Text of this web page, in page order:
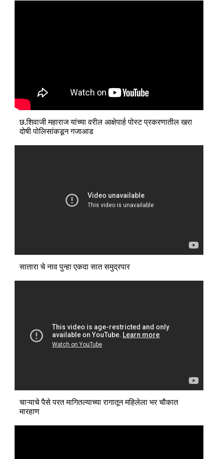
छ.शिवाजी महाराज यांच्या वरील आक्षेपार्ह पोस्ट प्रकरणातील खरा
दोषी पोलिसांकडून गजाआड
सातारा चे नाव पुन्हा एकदा सात समुद्रपार
चाऱ्याचे पैसे परत मागितल्याच्या रागातून महिलेला भर चौकात
मारहाण